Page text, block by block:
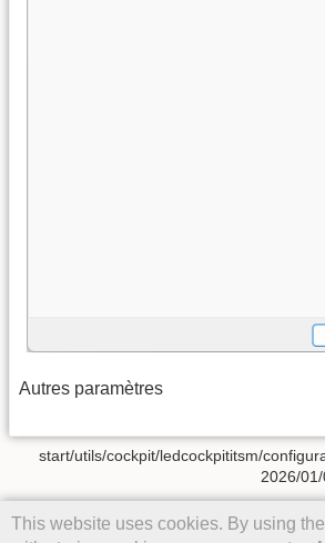
Autres paramètres
This website uses cookies. By using
start/utils/cockpit/ledcockpititsm/
2026/
Except where otherwise noted, content on